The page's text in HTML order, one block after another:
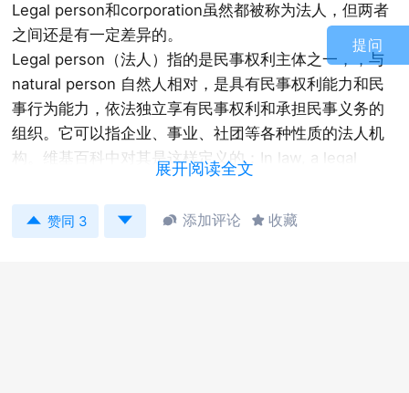
提问
Legal person和corporation虽然都被称为法人，但两者
之间还是有一定差异的。
Legal person（法人）指的是民事权利主体之一，，与
natural person 自然人相对，是具有民事权利能力和民
事行为能力，依法独立享有民事权利和承担民事义务的
组织。它可以指企业、事业、社团等各种性质的法人机
构。维基百科中对其是这样定义的：In law, a legal
person is any person or 'thing' (less ambiguously,
any legal entity)that can do the things an everyday
person can usually do in law – such as enter into
展开阅读全文
 赞同 3   添加评论  收藏